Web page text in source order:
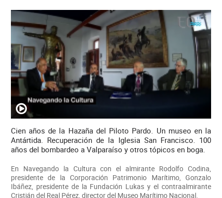
Cien años de la Hazaña del Piloto Pardo. Un museo en la
Antártida. Recuperación de la Iglesia San Francisco. 100
años del bombardeo a Valparaíso y otros tópicos en boga.
En Navegando la Cultura con el almirante Rodolfo Codina,
presidente de la Corporación Patrimonio Marítimo, Gonzalo
Ibáñez, presidente de la Fundación Lukas y el contraalmirante
Cristián del Real Pérez, director del Museo Marítimo Nacional.